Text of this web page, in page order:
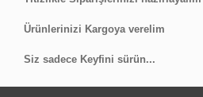
Ürünlerinizi Kargoya verelim
Siz sadece Keyfini sürün...